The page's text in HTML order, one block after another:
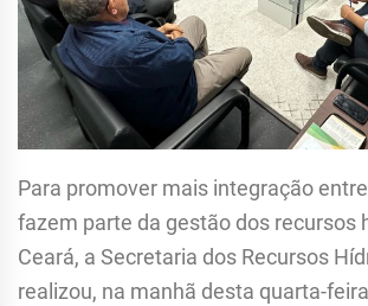
Para promover mais integração
fazem parte da gestão dos recursos
Ceará, a Secretaria dos Recursos
realizou, na manhã desta quarta-